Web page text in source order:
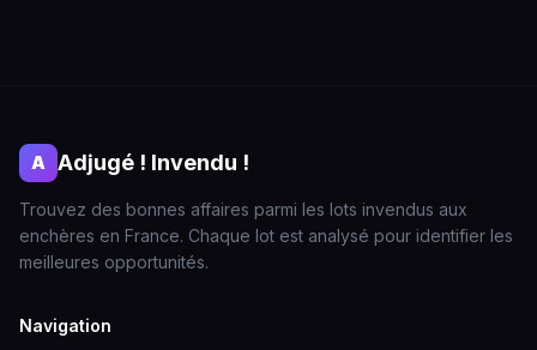
A Adjugé ! Invendu !
Trouvez des bonnes affaires parmi les lots invendus aux
enchères en France. Chaque lot est analysé pour identifier les
meilleures opportunités.
Navigation